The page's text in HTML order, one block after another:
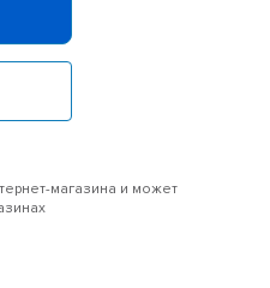
магазина и может